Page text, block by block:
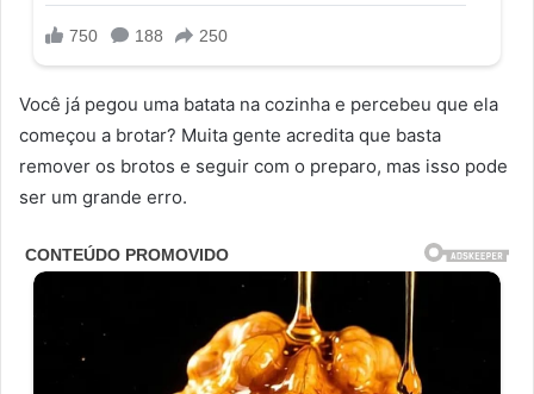
Você já pegou uma batata na cozinha e percebeu que ela
começou a brotar? Muita gente acredita que basta
remover os brotos e seguir com o preparo, mas isso pode
ser um grande erro.